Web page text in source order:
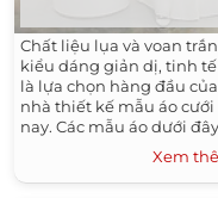
Chất liệu lụa và voan
kiểu dáng giản dị, tinh tế
là lựa chọn hàng đầu
nhà thiết kế mẫu áo cưới
nay. Các mẫu áo dưới
phù hợp với vóc dáng của
những cô dâu sở hữu bờ
thon.
Xem